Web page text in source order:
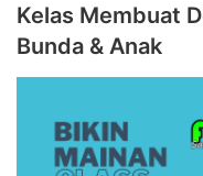
Kelas Membuat
Bunda & Anak